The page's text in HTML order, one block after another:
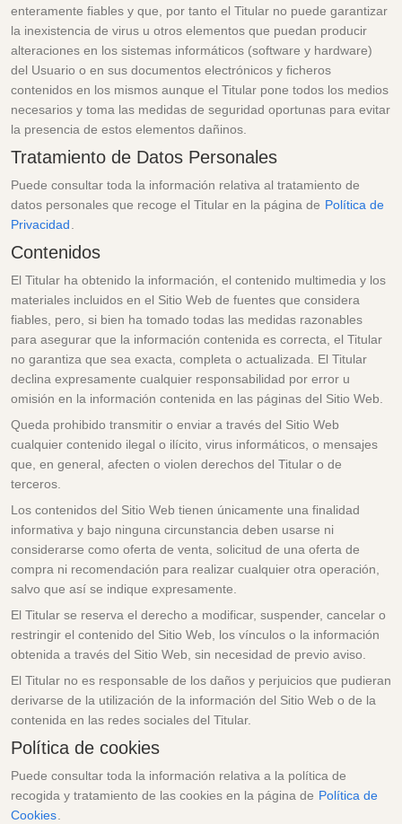
enteramente fiables y que, por tanto el Titular no puede garantizar
la inexistencia de virus u otros elementos que puedan producir
alteraciones en los sistemas informáticos (software y hardware)
del Usuario o en sus documentos electrónicos y ficheros
contenidos en los mismos aunque el Titular pone todos los medios
necesarios y toma las medidas de seguridad oportunas para evitar
la presencia de estos elementos dañinos.
Tratamiento de Datos Personales
Puede consultar toda la información relativa al tratamiento de
datos personales que recoge el Titular en la página de Política de
Privacidad
Contenidos
El Titular ha obtenido la información, el contenido multimedia y los
materiales incluidos en el Sitio Web de fuentes que considera
fiables, pero, si bien ha tomado todas las medidas razonables
para asegurar que la información contenida es correcta, el Titular
no garantiza que sea exacta, completa o actualizada. El Titular
declina expresamente cualquier responsabilidad por error u
omisión en la información contenida en las páginas del Sitio Web.
Queda prohibido transmitir o enviar a través del Sitio Web
cualquier contenido ilegal o ilícito, virus informáticos, o mensajes
que, en general, afecten o violen derechos del Titular o de
terceros.
Los contenidos del Sitio Web tienen únicamente una finalidad
informativa y bajo ninguna circunstancia deben usarse ni
considerarse como oferta de venta, solicitud de una oferta de
compra ni recomendación para realizar cualquier otra operación,
salvo que así se indique expresamente.
El Titular se reserva el derecho a modificar, suspender, cancelar o
restringir el contenido del Sitio Web, los vínculos o la información
obtenida a través del Sitio Web, sin necesidad de previo aviso.
El Titular no es responsable de los daños y perjuicios que pudieran
derivarse de la utilización de la información del Sitio Web o de la
contenida en las redes sociales del Titular.
Política de cookies
Puede consultar toda la información relativa a la política de
recogida y tratamiento de las cookies en la página de Política de
Cookies